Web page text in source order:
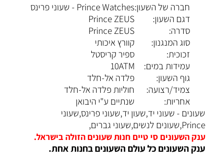
חברה של השעון:Prince Watches - שעוני פרינס
דגם השעון:
Prince ZEUS
סדרה:
Prince ZEUS
סוג המנגנון:
קוורץ איכותי
זכוכית:
ספיר קריסטל
עמידות במים:
10ATM
גוף השעון:
פלדה אל-חלד
צמיד/רצועה:
חוליות פלדה אל-חלד
אחריות:
שנתיים ע"י היבואן
שעונים - שעוני יד,שעון יד,שעוני פרינס,שעוני
Prince,שעונים לנשים,שעוני גברים,
ענק השעונים סי טיים חנות שעונים הזולה בישראל.
ענק השעונים כל עולם השעונים בחנות אחת.